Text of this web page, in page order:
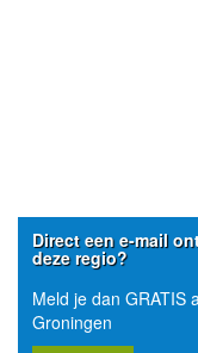
Direct een e-mail
deze regio?
Meld je dan GRATIS
Groningen